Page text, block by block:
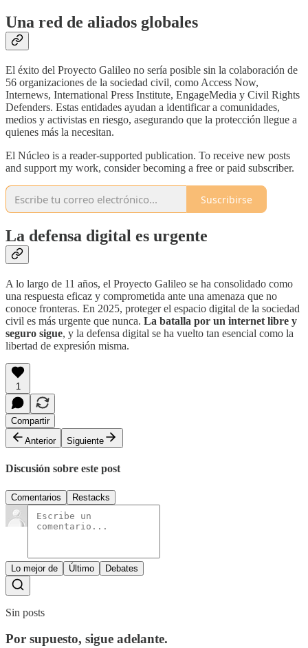
Una red de aliados globales
El éxito del Proyecto Galileo no sería posible sin la colaboración de
56 organizaciones de la sociedad civil, como Access Now,
Internews, International Press Institute, EngageMedia y Civil Rights
Defenders. Estas entidades ayudan a identificar a comunidades,
medios y activistas en riesgo, asegurando que la protección llegue a
quienes más la necesitan.
El Núcleo is a reader-supported publication. To receive new posts
and support my work, consider becoming a free or paid subscriber.
Suscribirse
La defensa digital es urgente
A lo largo de 11 años, el Proyecto Galileo se ha consolidado como
una respuesta eficaz y comprometida ante una amenaza que no
conoce fronteras. En 2025, proteger el espacio digital de la sociedad
civil es más urgente que nunca. La batalla por un internet libre y
seguro sigue, y la defensa digital se ha vuelto tan esencial como la
libertad de expresión misma.
1
Compartir
Anterior
Siguiente
Discusión sobre este post
Comentarios Restacks
Lo mejor de Último Debates
Sin posts
Por supuesto, sigue adelante.